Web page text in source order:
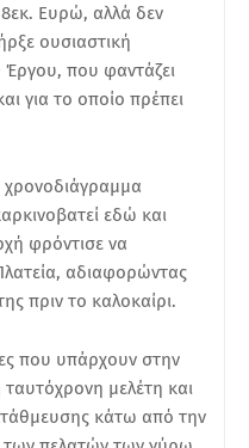
8εκ. Ευρώ, αλλά δεν
ουσιαστική
που φαντάζει
για το οποίο πρέπει
εδώ και
φρόντισε να
αδιαφορώντας
πριν το καλοκαίρι.
που υπάρχουν στην
μελέτη και
κάτω από την